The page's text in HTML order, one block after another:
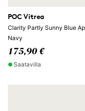
POC Vitrea
Clarity Partly Sunny Blue
Navy
175,90 €
Saatavilla